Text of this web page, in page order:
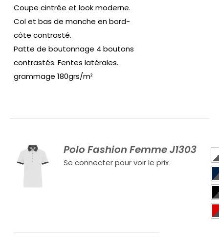
Coupe cintrée et look moderne.
Col et bas de manche en bord-
côte contrasté.
Patte de boutonnage 4 boutons
contrastés. Fentes latérales.
grammage 180grs/m²
Polo Fashion Femme J1303
Se connecter pour voir le prix